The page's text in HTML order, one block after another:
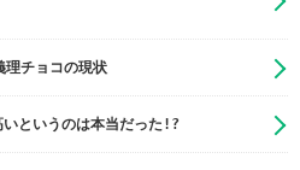
チョコの現状
いというのは本当だった!?